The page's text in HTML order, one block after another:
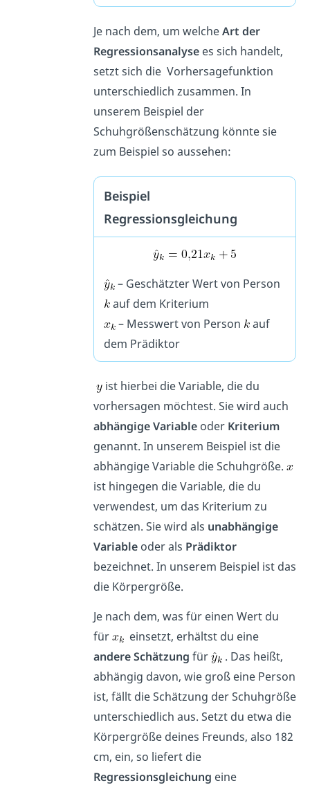
Je nach dem, um welcheArt der
Regressionsanalysees sich handelt,
setzt sich die Vorhersagefunktion
unterschiedlich zusammen. In
unserem Beispiel der
Schuhgrößenschätzung könnte sie
zum Beispiel so aussehen:
Beispiel
Regressionsgleichung
– Geschätzter Wert von Person
auf dem Kriterium
– Messwert von Person
auf
dem Prädiktor
ist hierbei die Variable, die du
vorhersagen möchtest. Sie wird auch
abhängige Variableoder Kriterium
genannt. In unserem Beispiel ist die
abhängige Variable die Schuhgröße.
ist hingegen die Variable, die du
verwendest, um das Kriterium zu
schätzen. Sie wird als unabhängige
Variableoder als Prädiktor
bezeichnet. In unserem Beispiel ist das
die Körpergröße.
Je nach dem, was für einen Wert du
für
einsetzt, erhältst du eine
andere Schätzung für
. Das heißt,
abhängig davon, wie groß eine Person
ist, fällt die Schätzung der Schuhgröße
unterschiedlich aus. Setzt du etwa die
Körpergröße deines Freunds, also 182
cm, ein, so liefert die
Regressionsgleichung eine